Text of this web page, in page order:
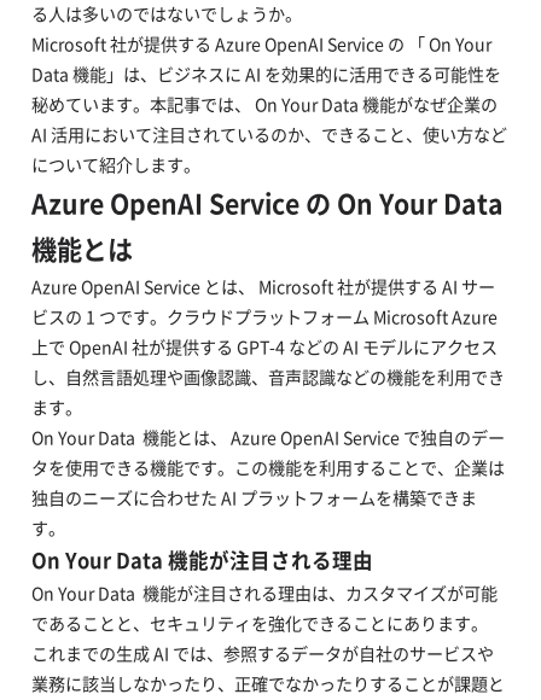
る人は多いのではないでしょうか。
Microsoft 社が提供する Azure OpenAI Service の 「 On Your
Data 機能」は、ビジネスに AI を効果的に活用できる可能性を
秘めています。本記事では、 On Your Data 機能がなぜ企業の
AI 活用において注目されているのか、できること、使い方など
について紹介します。
Azure OpenAI Service の On Your Data
機能とは
Azure OpenAI Service とは、 Microsoft 社が提供する AI サー
ビスの 1 つです。クラウドプラットフォーム Microsoft Azure
上で OpenAI 社が提供する GPT-4 などの AI モデルにアクセス
し、自然言語処理や画像認識、音声認識などの機能を利用でき
ます。
On Your Data 機能とは、 Azure OpenAI Service で独自のデー
タを使用できる機能です。この機能を利用することで、企業は
独自のニーズに合わせた AI プラットフォームを構築できま
す。
On Your Data 機能が注目される理由
On Your Data 機能が注目される理由は、カスタマイズが可能
であることと、セキュリティを強化できることにあります。
これまでの生成 AI では、参照するデータが自社のサービスや
業務に該当しなかったり、正確でなかったりすることが課題と